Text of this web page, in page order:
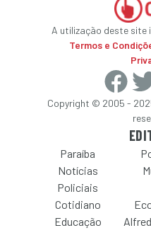
A utilização deste site
Termos e
Copyright © 2005 -
Paraíba
Notícias
Policiais
Cotidiano
Educação